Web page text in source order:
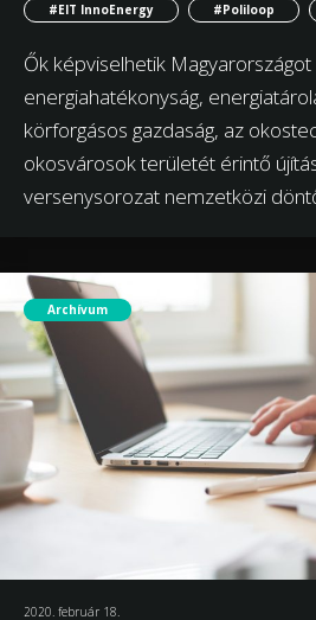
#EIT InnoEnergy #Poliloop
Ők képviselhetik Magyarországot
energiahatékonyság,
körforgásos gazdaság, az
okosvárosok területét érintő
versenysorozat nemzetközi
Archívum
2020. február 18.